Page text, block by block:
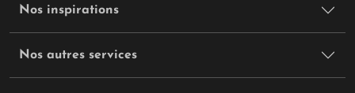
Nos inspirations
Nos autres services